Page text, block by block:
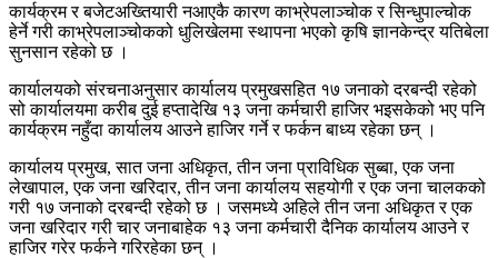
कार्यक्रम र बजेटअख्तियारी नआएकै कारण काभ्रेपलाञ्चोक र सिन्धुपाल्चोक
हेर्ने गरी काभ्रेपलाञ्चोकको धुलिखेलमा स्थापना भएको कृषि ज्ञानकेन्द्र यतिबेला
सुनसान रहेको छ ।
कार्यालयको संरचनाअनुसार कार्यालय प्रमुखसहित १७ जनाको दरबन्दी रहेको
सो कार्यालयमा करीब दुई हप्तादेखि १३ जना कर्मचारी हाजिर भइसकेको भए पनि
कार्यक्रम नहुँदा कार्यालय आउने हाजिर गर्ने र फर्कन बाध्य रहेका छन् ।
कार्यालय प्रमुख, सात जना अधिकृत, तीन जना प्राविधिक सुब्बा, एक जना
लेखापाल, एक जना खरिदार, तीन जना कार्यालय सहयोगी र एक जना चालकको
गरी १७ जनाको दरबन्दी रहेको छ । जसमध्ये अहिले तीन जना अधिकृत र एक
जना खरिदार गरी चार जनाबाहेक १३ जना कर्मचारी दैनिक कार्यालय आउने र
हाजिर गरेर फर्कने गरिरहेका छन् ।